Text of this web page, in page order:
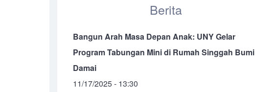
Berita
Bangun Arah Masa Depan Anak: UNY Gelar
Program Tabungan Mini di Rumah Singgah Bumi
Damai
11/17/2025 - 13:30